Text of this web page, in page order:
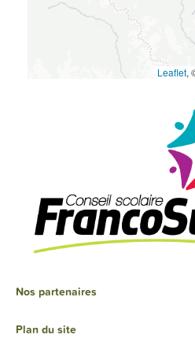
Leaflet,
Nos partenaires
Plan du site